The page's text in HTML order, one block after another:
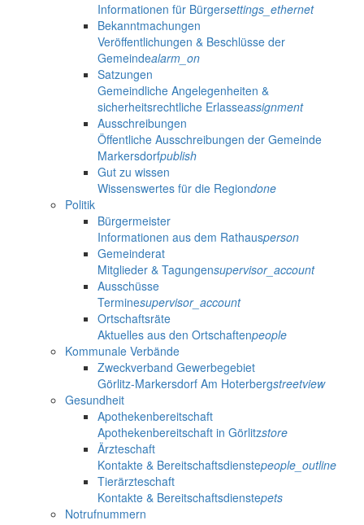
Informationen für Bürgersettings_ethernet
Bekanntmachungen
Veröffentlichungen & Beschlüsse der
Gemeindealarm_on
Satzungen
Gemeindliche Angelegenheiten &
sicherheitsrechtliche Erlasseassignment
Ausschreibungen
Öffentliche Ausschreibungen der Gemeinde
Markersdorfpublish
Gut zu wissen
Wissenswertes für die Regiondone
Politik
Bürgermeister
Informationen aus dem Rathausperson
Gemeinderat
Mitglieder & Tagungensupervisor_account
Ausschüsse
Terminesupervisor_account
Ortschaftsräte
Aktuelles aus den Ortschaftenpeople
Kommunale Verbände
Zweckverband Gewerbegebiet
Görlitz-Markersdorf Am Hoterbergstreetview
Gesundheit
Apothekenbereitschaft
Apothekenbereitschaft in Görlitzstore
Ärzteschaft
Kontakte & Bereitschaftsdienstepeople_outline
Tierärzteschaft
Kontakte & Bereitschaftsdienstepets
Notrufnummern